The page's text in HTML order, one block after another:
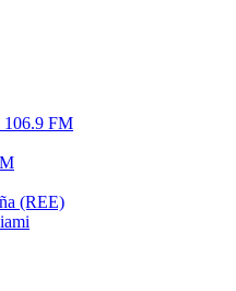
106.9 FM
(REE)